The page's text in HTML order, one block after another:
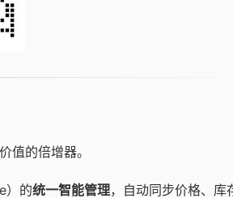
值的倍增器。
）的统一智能管理，自动同步价格、库